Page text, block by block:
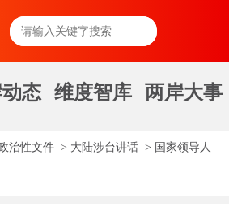
态 维度智库 两岸大事
治性文件 > 大陆涉台讲话 > 国家领导人